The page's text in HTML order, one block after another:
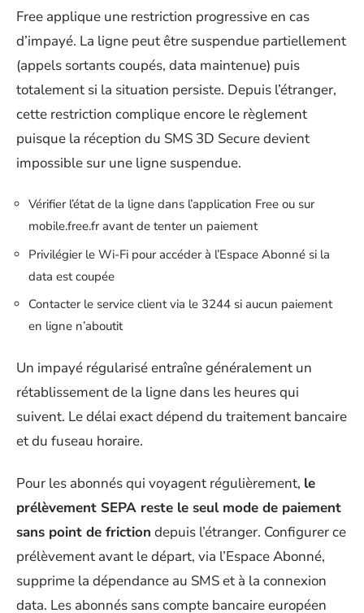
Free applique une restriction progressive en cas
d’impayé. La ligne peut être suspendue partiellement
(appels sortants coupés, data maintenue) puis
totalement si la situation persiste. Depuis l’étranger,
cette restriction complique encore le règlement
puisque la réception du SMS 3D Secure devient
impossible sur une ligne suspendue.
Vérifier l’état de la ligne dans l’application Free ou sur
mobile.free.fr avant de tenter un paiement
Privilégier le Wi-Fi pour accéder à l’Espace Abonné si la
data est coupée
Contacter le service client via le 3244 si aucun paiement
en ligne n’aboutit
Un impayé régularisé entraîne généralement un
rétablissement de la ligne dans les heures qui
suivent. Le délai exact dépend du traitement bancaire
et du fuseau horaire.
Pour les abonnés qui voyagent régulièrement, le
prélèvement SEPA reste le seul mode de paiement
sans point de friction depuis l’étranger. Configurer ce
prélèvement avant le départ, via l’Espace Abonné,
supprime la dépendance au SMS et à la connexion
data. Les abonnés sans compte bancaire européen